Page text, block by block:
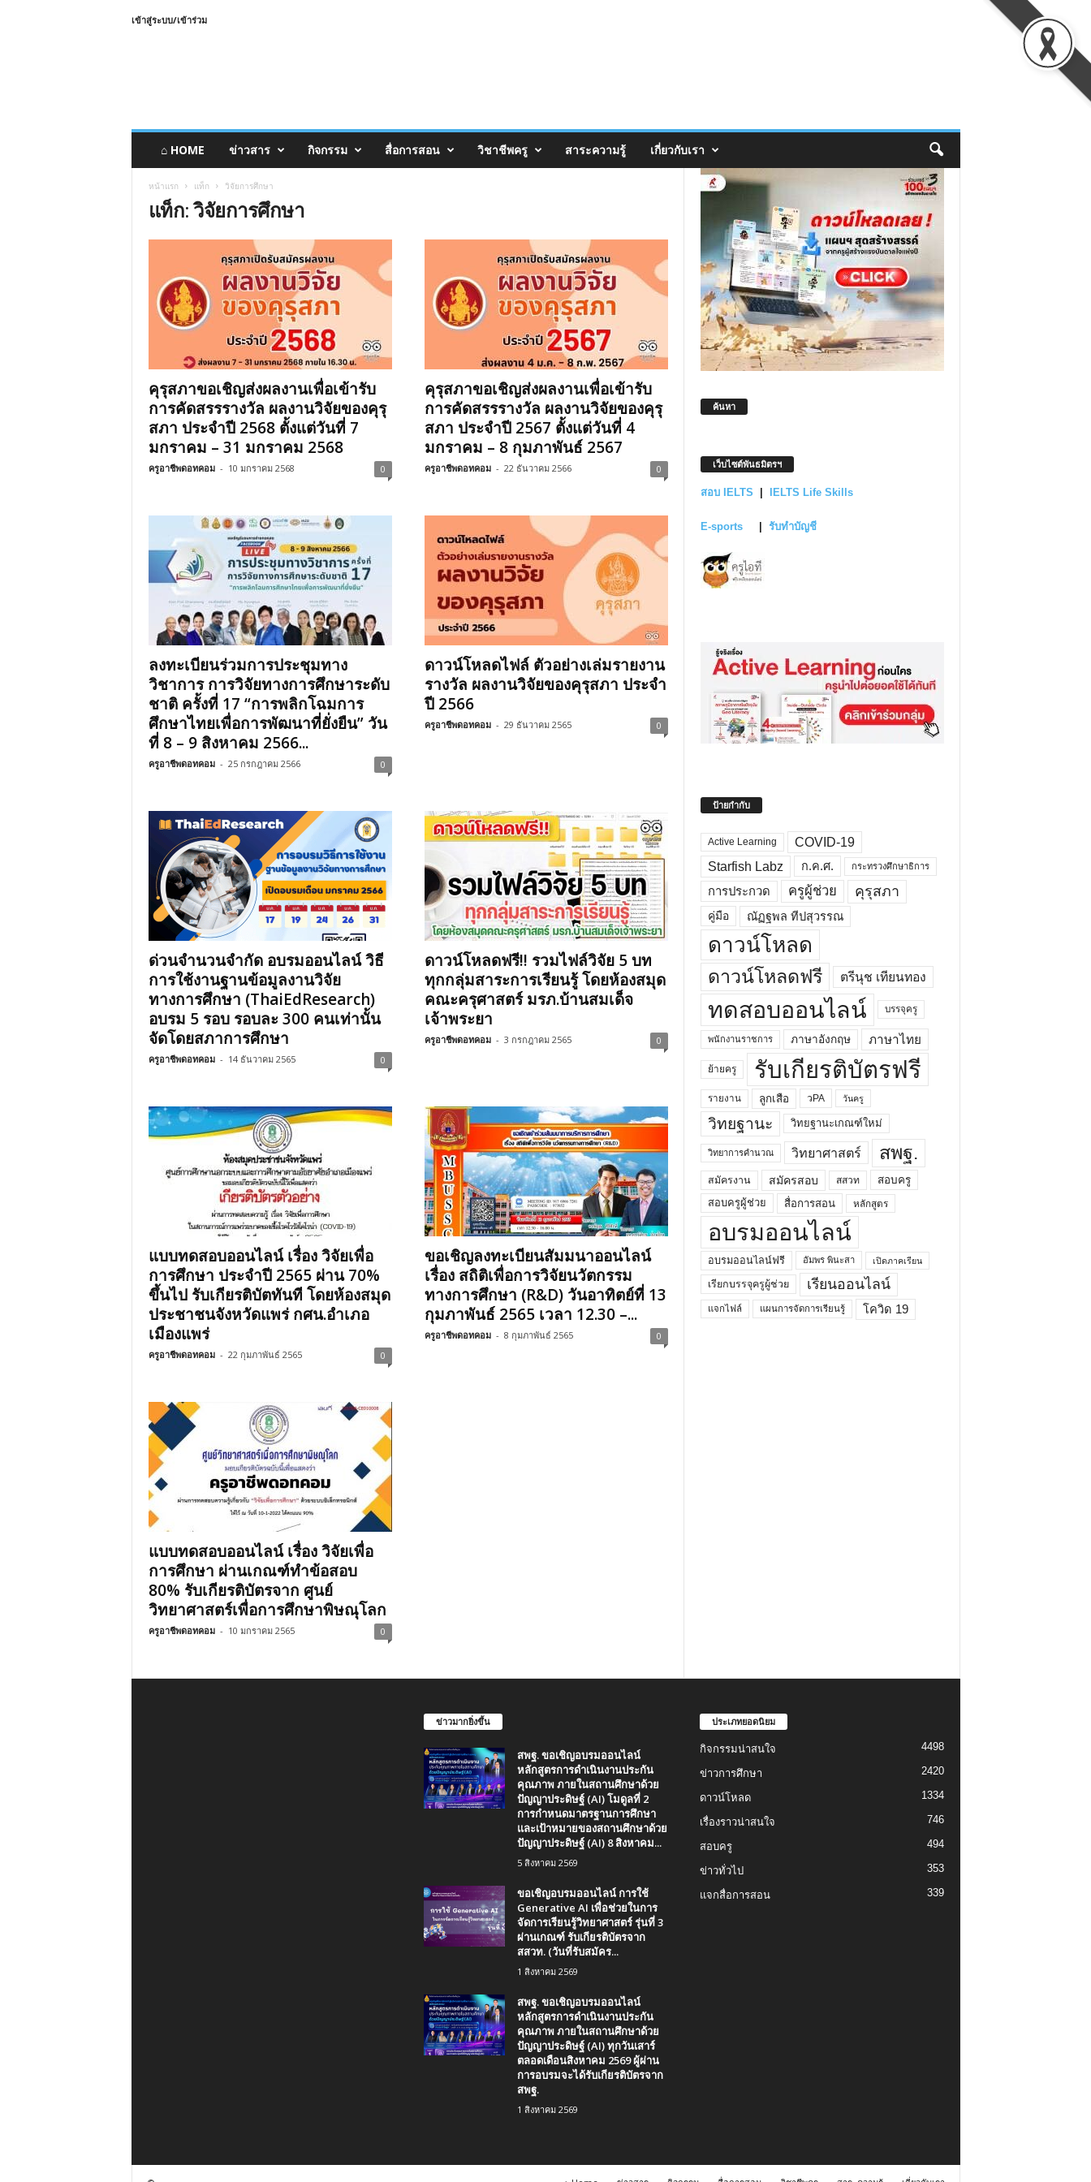
เข้าสู่ระบบ/เข้าร่วม
⌂ HOME ข่าวสาร กิจกรรม สื่อการสอน วิชาชีพครู สาระความรู้ เกี่ยวกับเรา
หน้าแรก แท็ก วิจัยการศึกษา
แท็ก: วิจัยการศึกษา
คุรุสภาขอเชิญส่งผลงานเพื่อเข้ารับ
การคัดสรรรางวัล ผลงานวิจัยของคุรุ
สภา ประจำปี 2568 ตั้งแต่วันที่ 7
มกราคม – 31 มกราคม 2568
ครูอาชีพดอทคอม - 10 มกราคม 2568 0
คุรุสภาขอเชิญส่งผลงานเพื่อเข้ารับ
การคัดสรรรางวัล ผลงานวิจัยของคุรุ
สภา ประจำปี 2567 ตั้งแต่วันที่ 4
มกราคม – 8 กุมภาพันธ์ 2567
ครูอาชีพดอทคอม - 22 ธันวาคม 2566 0
ลงทะเบียนร่วมการประชุมทาง
วิชาการ การวิจัยทางการศึกษาระดับ
ชาติ ครั้งที่ 17 “การพลิกโฉมการ
ศึกษาไทยเพื่อการพัฒนาที่ยั่งยืน” วัน
ที่ 8 – 9 สิงหาคม 2566...
ครูอาชีพดอทคอม - 25 กรกฎาคม 2566 0
ดาวน์โหลดไฟล์ ตัวอย่างเล่มรายงาน
รางวัล ผลงานวิจัยของคุรุสภา ประจำ
ปี 2566
ครูอาชีพดอทคอม - 29 ธันวาคม 2565 0
ด่วนจำนวนจำกัด อบรมออนไลน์ วิธี
การใช้งานฐานข้อมูลงานวิจัย
ทางการศึกษา (ThaiEdResearch)
อบรม 5 รอบ รอบละ 300 คนเท่านั้น
จัดโดยสภาการศึกษา
ครูอาชีพดอทคอม - 14 ธันวาคม 2565 0
ดาวน์โหลดฟรี!! รวมไฟล์วิจัย 5 บท
ทุกกลุ่มสาระการเรียนรู้ โดยห้องสมุด
คณะครุศาสตร์ มรภ.บ้านสมเด็จ
เจ้าพระยา
ครูอาชีพดอทคอม - 3 กรกฎาคม 2565 0
แบบทดสอบออนไลน์ เรื่อง วิจัยเพื่อ
การศึกษา ประจำปี 2565 ผ่าน 70%
ขึ้นไป รับเกียรติบัตทันที โดยห้องสมุด
ประชาชนจังหวัดแพร่ กศน.อำเภอ
เมืองแพร่
ครูอาชีพดอทคอม - 22 กุมภาพันธ์ 2565 0
ขอเชิญลงทะเบียนสัมมนาออนไลน์
เรื่อง สถิติเพื่อการวิจัยนวัตกรรม
ทางการศึกษา (R&D) วันอาทิตย์ที่ 13
กุมภาพันธ์ 2565 เวลา 12.30 –...
ครูอาชีพดอทคอม - 8 กุมภาพันธ์ 2565 0
แบบทดสอบออนไลน์ เรื่อง วิจัยเพื่อ
การศึกษา ผ่านเกณฑ์ทำข้อสอบ
80% รับเกียรติบัตรจาก ศูนย์
วิทยาศาสตร์เพื่อการศึกษาพิษณุโลก
ครูอาชีพดอทคอม - 10 มกราคม 2565 0
ค้นหา
เว็บไซต์พันธมิตรฯ
สอบ IELTS IELTS Life Skills
E-sports รับทำบัญชี
ป้ายกำกับ
Active Learning
COVID-19
Starfish Labz
ก.ค.ศ. กระทรวงศึกษาธิการ
การประกวด ครูผู้ช่วย คุรุสภา
คู่มือ ณัฏฐพล ทีปสุวรรณ
ดาวน์โหลด
ดาวน์โหลดฟรี ตรีนุช เทียนทอง
ทดสอบออนไลน์ บรรจุครู
พนักงานราชการ ภาษาอังกฤษ ภาษาไทย
ย้ายครู รับเกียรติบัตรฟรี
รายงาน ลูกเสือ วPA วันครู
วิทยฐานะ วิทยฐานะเกณฑ์ใหม่
วิทยาการคำนวณ วิทยาศาสตร์ สพฐ.
สมัครงาน สมัครสอบ สสวท
สอบครู
สอบครูผู้ช่วย
สื่อการสอน หลักสูตร
อบรมออนไลน์
อบรมออนไลน์ฟรี อัมพร พินะสา เปิดภาคเรียน
เรียกบรรจุครูผู้ช่วย เรียนออนไลน์
แจกไฟล์ แผนการจัดการเรียนรู้ โควิด 19
ข่าวมากยิ่งขึ้น
สพฐ. ขอเชิญอบรมออนไลน์
หลักสูตรการดำเนินงานประกัน
คุณภาพ ภายในสถานศึกษาด้วย
ปัญญาประดิษฐ์ (AI) โมดูลที่ 2
การกำหนดมาตรฐานการศึกษา
และเป้าหมายของสถานศึกษาด้วย
ปัญญาประดิษฐ์ (AI) 8 สิงหาคม...
5 สิงหาคม 2569
ขอเชิญอบรมออนไลน์ การใช้
Generative AI เพื่อช่วยในการ
จัดการเรียนรู้วิทยาศาสตร์ รุ่นที่ 3
ผ่านเกณฑ์ รับเกียรติบัตรจาก
สสวท. (วันที่รับสมัคร...
1 สิงหาคม 2569
สพฐ. ขอเชิญอบรมออนไลน์
หลักสูตรการดำเนินงานประกัน
คุณภาพ ภายในสถานศึกษาด้วย
ปัญญาประดิษฐ์ (AI) ทุกวันเสาร์
ตลอดเดือนสิงหาคม 2569 ผู้ผ่าน
การอบรมจะได้รับเกียรติบัตรจาก
สพฐ.
1 สิงหาคม 2569
ประเภทยอดนิยม
กิจกรรมน่าสนใจ 4498
ข่าวการศึกษา 2420
ดาวน์โหลด 1334
เรื่องราวน่าสนใจ 746
สอบครู 494
ข่าวทั่วไป 353
แจกสื่อการสอน 339